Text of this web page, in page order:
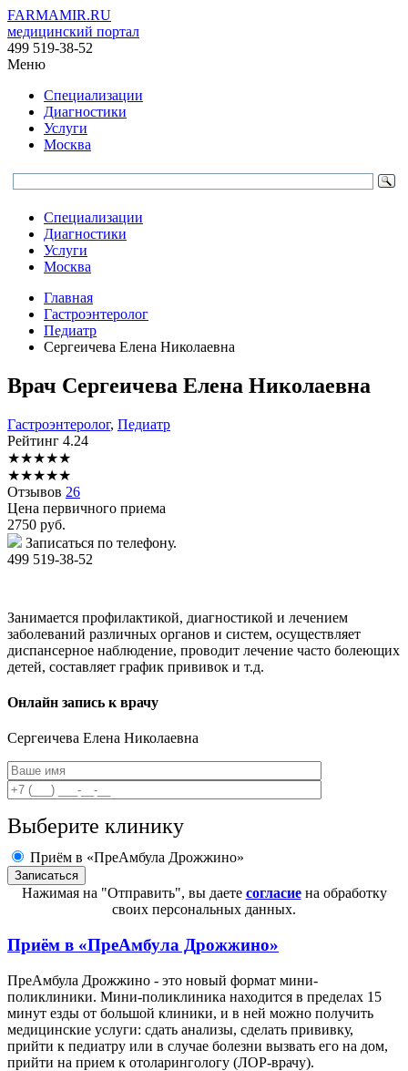
FARMAMIR.RU
медицинский портал
499 519-38-52
Меню
Специализации
Диагностики
Услуги
Москва
Специализации
Диагностики
Услуги
Москва
Главная
Гастроэнтеролог
Педиатр
Сергеичева Елена Николаевна
Врач Сергеичева Елена Николаевна
Гастроэнтеролог, Педиатр
Рейтинг 4.24
★★★★★
★★★★★
Отзывов 26
Цена первичного приема
2750 руб.
Записаться по телефону.
499 519-38-52
Занимается профилактикой, диагностикой и лечением
заболеваний различных органов и систем, осуществляет
диспансерное наблюдение, проводит лечение часто болеющих
детей, составляет график прививок и т.д.
Онлайн запись к врачу
Сергеичева Елена Николаевна
Выберите клинику
Приём в «ПреАмбула Дрожжино»
Нажимая на "Отправить", вы даете согласиена обработку
своих персональных данных.
Приём в «ПреАмбула Дрожжино»
ПреАмбула Дрожжино - это новый формат мини-
поликлиники. Мини-поликлиника находится в пределах 15
минут езды от большой клиники, и в ней можно получить
медицинские услуги: сдать анализы, сделать прививку,
прийти к педиатру или в случае болезни вызвать его на дом,
прийти на прием к отоларингологу (ЛОР-врачу).